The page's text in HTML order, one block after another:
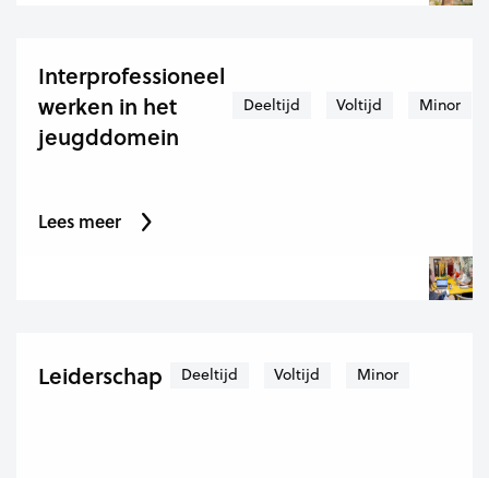
Interprofessioneel
werken in het
jeugddomein
Deeltijd Voltijd Minor
Lees meer
Leiderschap Deeltijd Voltijd Minor